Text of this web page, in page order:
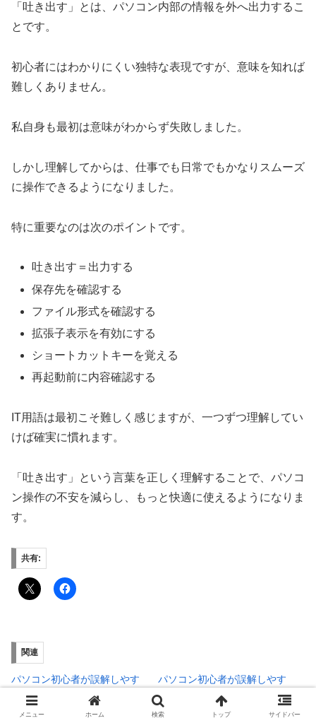
「吐き出す」とは、パソコン内部の情報を外へ出力するこ
とです。
初心者にはわかりにくい独特な表現ですが、意味を知れば
難しくありません。
私自身も最初は意味がわからず失敗しました。
しかし理解してからは、仕事でも日常でもかなりスムーズ
に操作できるようになりました。
特に重要なのは次のポイントです。
吐き出す＝出力する
保存先を確認する
ファイル形式を確認する
拡張子表示を有効にする
ショートカットキーを覚える
再起動前に内容確認する
IT用語は最初こそ難しく感じますが、一つずつ理解してい
けば確実に慣れます。
「吐き出す」という言葉を正しく理解することで、パソコ
ン操作の不安を減らし、もっと快適に使えるようになりま
す。
共有:
関連
パソコン初心者が誤解しやす
い「クローズする」とは？意
味や使い方をわかりやすく解
パソコン初心者が誤解しやす
いIT用語「流す」とは？意
味・使い方・困る場面をわか
メニュー ホーム 検索 トップ サイドバー